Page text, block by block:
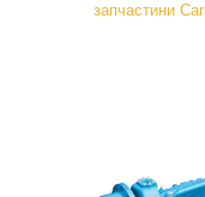
запчастини